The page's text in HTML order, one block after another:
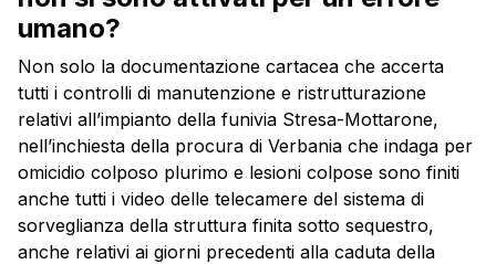
umano?
Non solo la documentazione cartacea che accerta
tutti i controlli di manutenzione e ristrutturazione
relativi all’impianto della funivia Stresa-Mottarone,
nell’inchiesta della procura di Verbania che indaga per
omicidio colposo plurimo e lesioni colpose sono finiti
anche tutti i video delle telecamere del sistema di
sorveglianza della struttura finita sotto sequestro,
anche relativi ai giorni precedenti alla caduta della